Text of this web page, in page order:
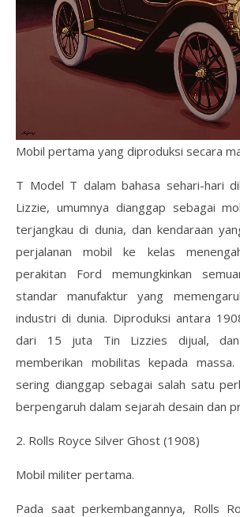
Mobil pertama yang diproduksi secara
T Model T dalam bahasa sehari-hari
Lizzie, umumnya dianggap sebagai
terjangkau di dunia, dan kendaraan
perjalanan mobil ke kelas
perakitan Ford memungkinkan
standar manufaktur yang
industri di dunia. Diproduksi antara
dari 15 juta Tin Lizzies dijual,
memberikan mobilitas kepada
sering dianggap sebagai salah satu
berpengaruh dalam sejarah desain dan
2. Rolls Royce Silver Ghost (1908)
Mobil militer pertama.
Pada saat perkembangannya, Rolls